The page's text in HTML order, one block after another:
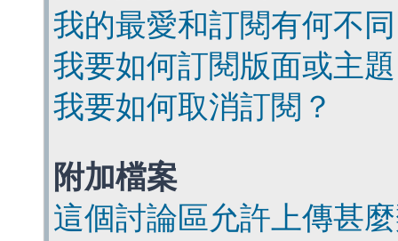
我的最愛和訂閱有何不
我要如何訂閱版面或主
我要如何取消訂閱？
附加檔案
這個討論區允許上傳甚